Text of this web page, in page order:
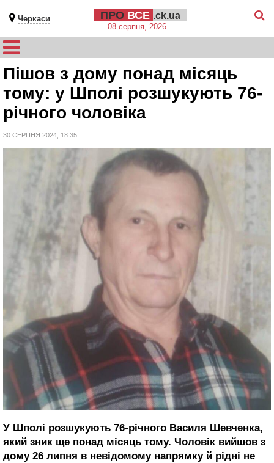
Черкаси ПРО ВСЕ .ck.ua
08 серпня, 2026
Пішов з дому понад місяць
тому: у Шполі розшукують 76-
річного чоловіка
30 СЕРПНЯ 2024, 18:35
У Шполі розшукують 76-річного Василя Шевченка,
який зник ще понад місяць тому. Чоловік вийшов з
дому 26 липня в невідомому напрямку й рідні не